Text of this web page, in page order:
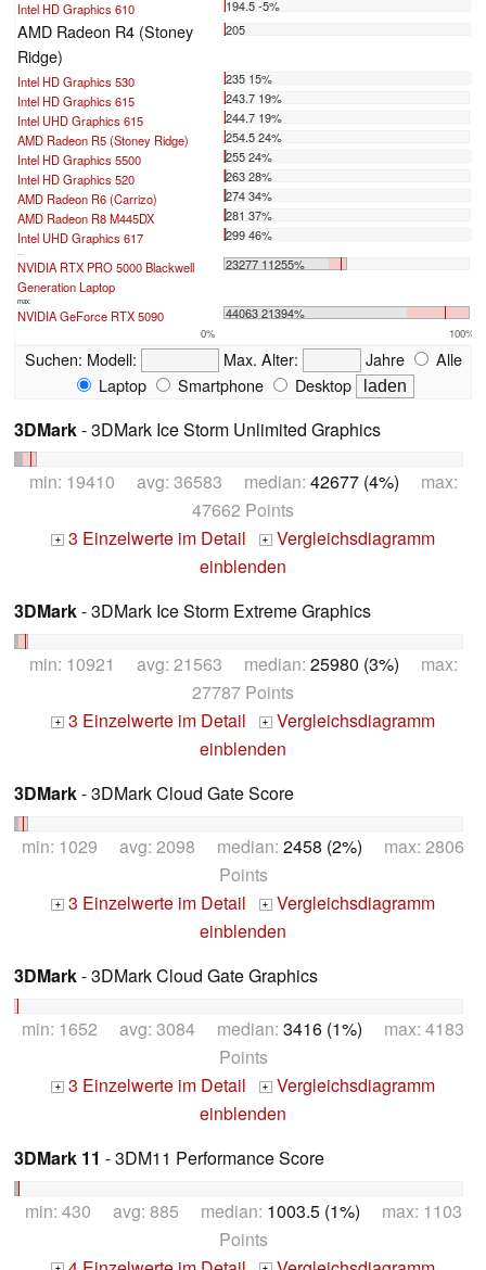
Intel HD Graphics 610 194.5 -5%
AMD Radeon R4 (Stoney
Ridge)
205
Intel HD Graphics 530
235 15%
Intel HD Graphics 615
243.7 19%
Intel UHD Graphics 615
244.7 19%
AMD Radeon R5 (Stoney Ridge)
254.5 24%
Intel HD Graphics 5500
255 24%
Intel HD Graphics 520
263 28%
AMD Radeon R6 (Carrizo)
274 34%
AMD Radeon R8 M445DX
281 37%
Intel UHD Graphics 617
299 46%
NVIDIA RTX PRO 5000 Blackwell
Generation Laptop
23277 11255%
max:
NVIDIA GeForce RTX 5090 44063 21394%
0% 100%
Suchen: Modell: Max. Alter: Jahre
Alle
Laptop
Smartphone Desktop
3DMark- 3DMark Ice Storm Unlimited Graphics
min: 19410 avg: 36583 median: 42677 (4%) max:
47662 Points
+ 3 Einzelwerte im Detail + Vergleichsdiagramm
einblenden
3DMark- 3DMark Ice Storm Extreme Graphics
min: 10921 avg: 21563 median: 25980 (3%) max:
27787 Points
+ 3 Einzelwerte im Detail + Vergleichsdiagramm
einblenden
3DMark- 3DMark Cloud Gate Score
min: 1029 avg: 2098 median: 2458 (2%) max: 2806
Points
+ 3 Einzelwerte im Detail + Vergleichsdiagramm
einblenden
3DMark- 3DMark Cloud Gate Graphics
min: 1652 avg: 3084 median: 3416 (1%) max: 4183
Points
+ 3 Einzelwerte im Detail + Vergleichsdiagramm
einblenden
3DMark 11 - 3DM11 Performance Score
min: 430 avg: 885 median: 1003.5 (1%) max: 1103
Points